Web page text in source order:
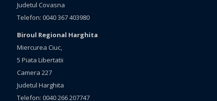
Judetul Covasna
Telefon: 0040 367 403980
Biroul Regional Harghita
Miercurea Ciuc,
5 Piata Libertatii
Camera 227
Judetul Harghita
Telefon: 0040 266 207747